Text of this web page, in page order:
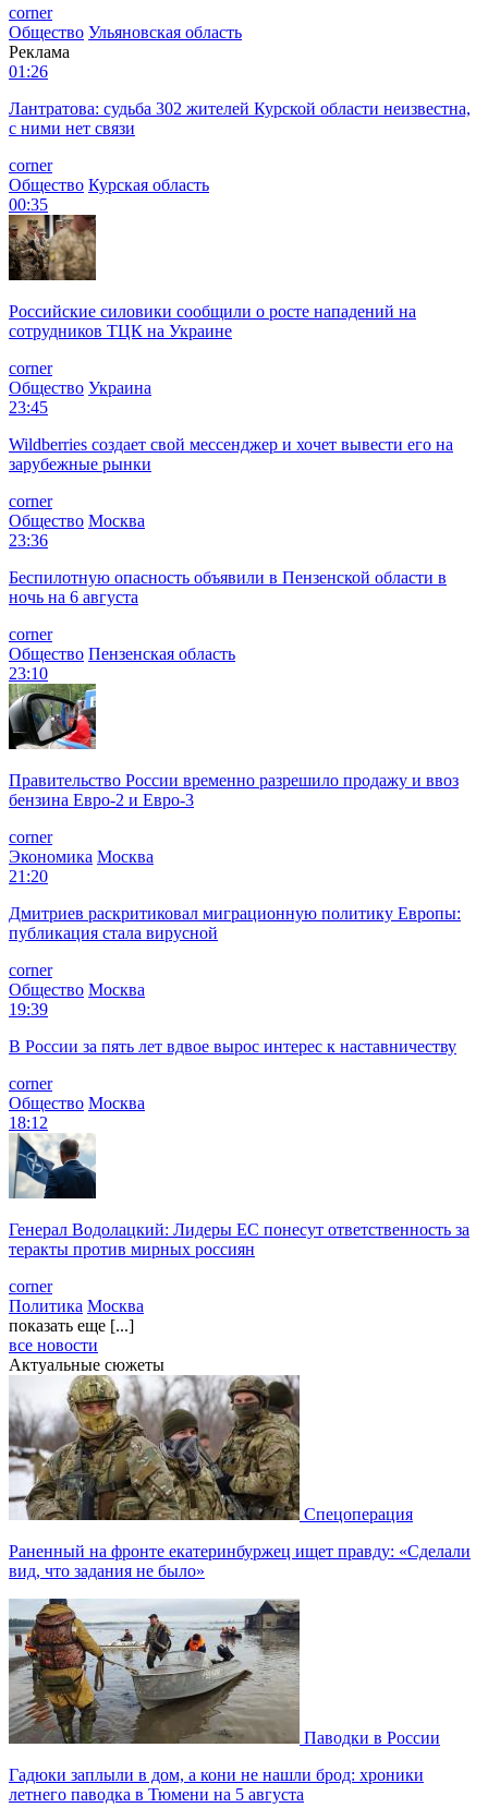
corner
Общество Ульяновская область
Реклама
01:26
Лантратова: судьба 302 жителей Курской области неизвестна,
с ними нет связи
corner
Общество Курская область
00:35
Российские силовики сообщили о росте нападений на
сотрудников ТЦК на Украине
corner
Общество Украина
23:45
Wildberries создает свой мессенджер и хочет вывести его на
зарубежные рынки
corner
Общество Москва
23:36
Беспилотную опасность объявили в Пензенской области в
ночь на 6 августа
corner
Общество Пензенская область
23:10
Правительство России временно разрешило продажу и ввоз
бензина Евро-2 и Евро-3
corner
Экономика Москва
21:20
Дмитриев раскритиковал миграционную политику Европы:
публикация стала вирусной
corner
Общество Москва
19:39
В России за пять лет вдвое вырос интерес к наставничеству
corner
Общество Москва
18:12
Генерал Водолацкий: Лидеры ЕС понесут ответственность за
теракты против мирных россиян
corner
Политика Москва
показать еще [...]
все новости
Актуальные сюжеты
Спецоперация
Раненный на фронте екатеринбуржец ищет правду: «Сделали
вид, что задания не было»
Паводки в России
Гадюки заплыли в дом, а кони не нашли брод: хроники
летнего паводка в Тюмени на 5 августа